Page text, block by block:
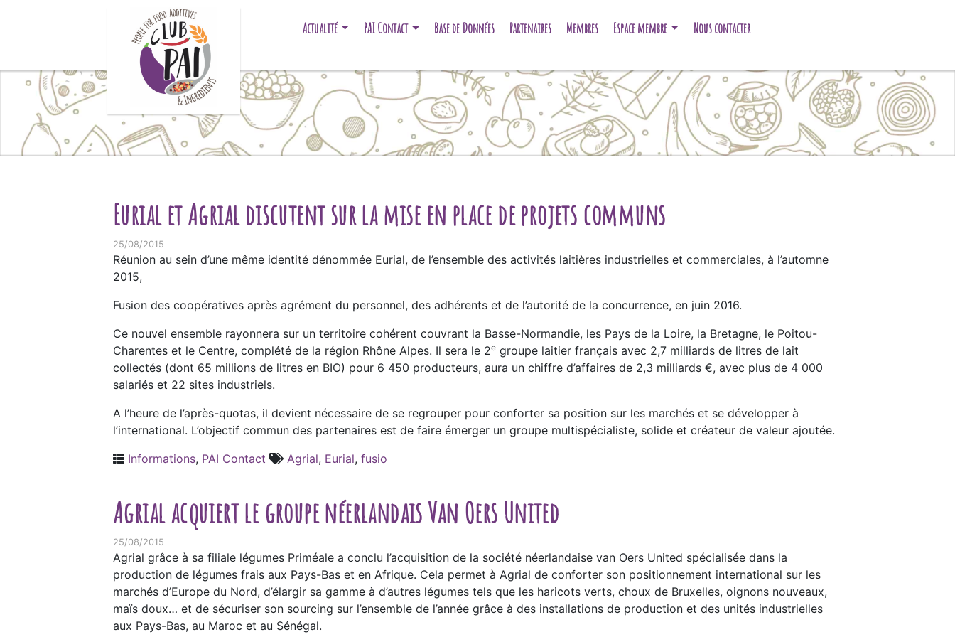
Actualité PAI Contact Base de Données Partenaires Membres Espace membre Nous contacter
Eurial et Agrial discutent sur la mise en place de projets communs
25/08/2015
Réunion au sein d’une même identité dénommée Eurial, de l’ensemble des activités laitières industrielles et commerciales, à l’automne
2015,
Fusion des coopératives après agrément du personnel, des adhérents et de l’autorité de la concurrence, en juin 2016.
Ce nouvel ensemble rayonnera sur un territoire cohérent couvrant la Basse-Normandie, les Pays de la Loire, la Bretagne, le Poitou-
Charentes et le Centre, complété de la région Rhône Alpes. Il sera le 2e groupe laitier français avec 2,7 milliards de litres de lait
collectés (dont 65 millions de litres en BIO) pour 6 450 producteurs, aura un chiffre d’affaires de 2,3 milliards €, avec plus de 4 000
salariés et 22 sites industriels.
A l’heure de l’après-quotas, il devient nécessaire de se regrouper pour conforter sa position sur les marchés et se développer à
l’international. L’objectif commun des partenaires est de faire émerger un groupe multispécialiste, solide et créateur de valeur ajoutée.
Informations, PAI Contact Agrial, Eurial, fusio
Agrial acquiert le groupe néerlandais Van Oers United
25/08/2015
Agrial grâce à sa filiale légumes Priméale a conclu l’acquisition de la société néerlandaise van Oers United spécialisée dans la
production de légumes frais aux Pays-Bas et en Afrique. Cela permet à Agrial de conforter son positionnement international sur les
marchés d’Europe du Nord, d’élargir sa gamme à d’autres légumes tels que les haricots verts, choux de Bruxelles, oignons nouveaux,
maïs doux… et de sécuriser son sourcing sur l’ensemble de l’année grâce à des installations de production et des unités industrielles
aux Pays-Bas, au Maroc et au Sénégal.